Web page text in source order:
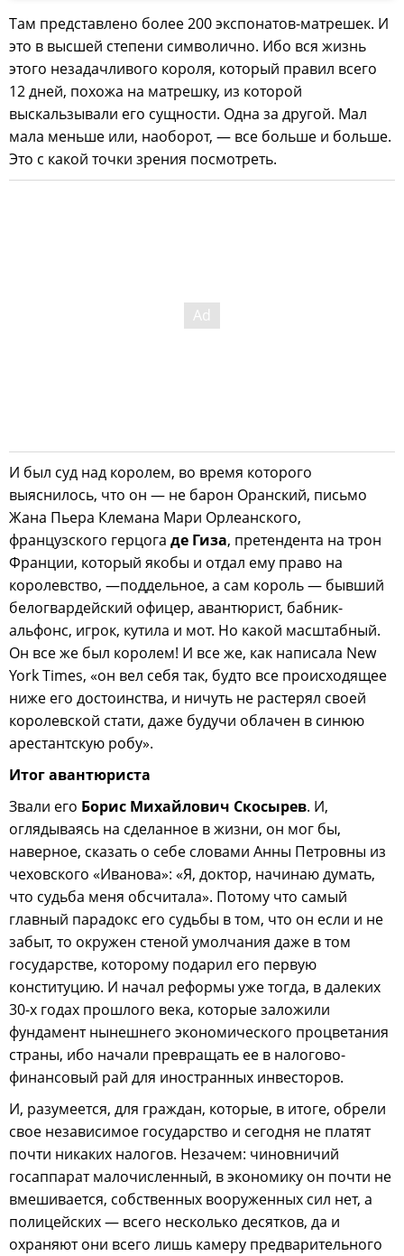
Там представлено более 200 экспонатов-матрешек. И
это в высшей степени символично. Ибо вся жизнь
этого незадачливого короля, который правил всего
12 дней, похожа на матрешку, из которой
выскальзывали его сущности. Одна за другой. Мал
мала меньше или, наоборот, — все больше и больше.
Это с какой точки зрения посмотреть.
И был суд над королем, во время которого
выяснилось, что он — не барон Оранский, письмо
Жана Пьера Клемана Мари Орлеанского,
французского герцога де Гиза, претендента на трон
Франции, который якобы и отдал ему право на
королевство, —поддельное, а сам король — бывший
белогвардейский офицер, авантюрист, бабник-
альфонс, игрок, кутила и мот. Но какой масштабный.
Он все же был королем! И все же, как написала New
York Times, «он вел себя так, будто все происходящее
ниже его достоинства, и ничуть не растерял своей
королевской стати, даже будучи облачен в синюю
арестантскую робу».
Итог авантюриста
Звали его Борис Михайлович Скосырев. И,
оглядываясь на сделанное в жизни, он мог бы,
наверное, сказать о себе словами Анны Петровны из
чеховского «Иванова»: «Я, доктор, начинаю думать,
что судьба меня обсчитала». Потому что самый
главный парадокс его судьбы в том, что он если и не
забыт, то окружен стеной умолчания даже в том
государстве, которому подарил его первую
конституцию. И начал реформы уже тогда, в далеких
30-х годах прошлого века, которые заложили
фундамент нынешнего экономического процветания
страны, ибо начали превращать ее в налогово-
финансовый рай для иностранных инвесторов.
И, разумеется, для граждан, которые, в итоге, обрели
свое независимое государство и сегодня не платят
почти никаких налогов. Незачем: чиновничий
госаппарат малочисленный, в экономику он почти не
вмешивается, собственных вооруженных сил нет, а
полицейских — всего несколько десятков, да и
охраняют они всего лишь камеру предварительного